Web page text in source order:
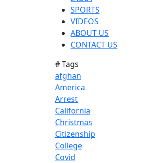
SPORTS
VIDEOS
ABOUT US
CONTACT US
# Tags
afghan
America
Arrest
California
Christmas
Citizenship
College
Covid